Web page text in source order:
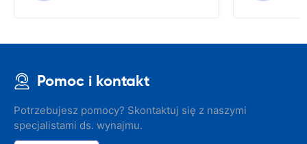
Pomoc i kontakt
Potrzebujesz pomocy? Skontaktuj się z naszymi
specjalistami ds. wynajmu.